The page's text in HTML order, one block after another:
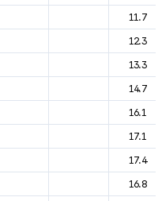
11.7
12.3
13.3
14.7
16.1
17.1
17.4
16.8